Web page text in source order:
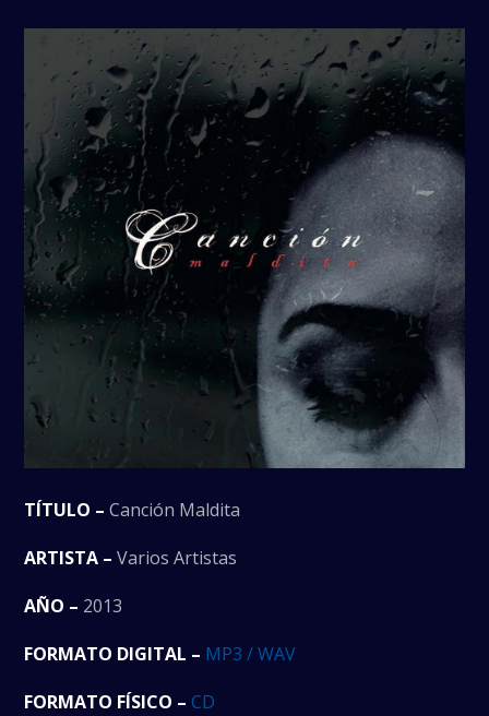
TÍTULO – Canción Maldita
ARTISTA – Varios Artistas
AÑO – 2013
FORMATO DIGITAL – MP3 / WAV
FORMATO FÍSICO – CD